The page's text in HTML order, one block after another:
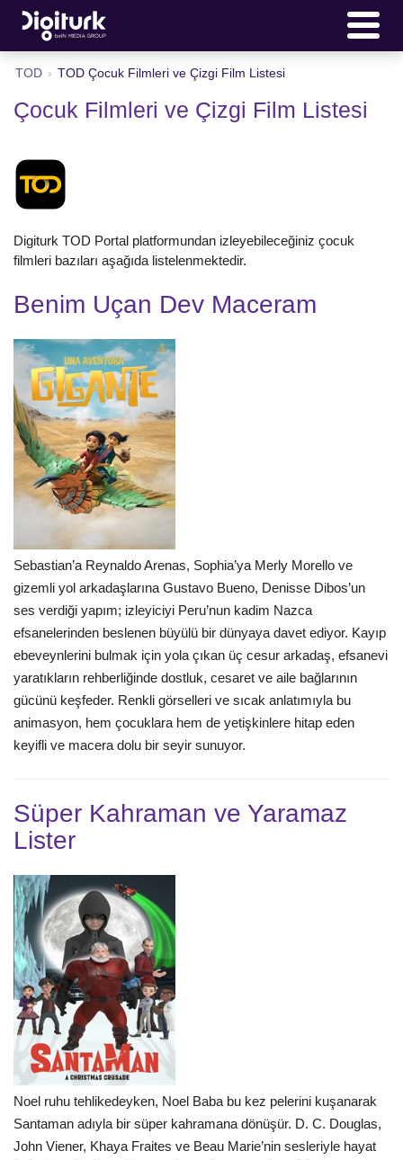
TOD › TOD Çocuk Filmleri ve Çizgi Film Listesi
Çocuk Filmleri ve Çizgi Film Listesi
Digiturk TOD Portal platformundan izleyebileceğiniz çocuk
filmleri bazıları aşağıda listelenmektedir.
Benim Uçan Dev Maceram
Sebastian’a Reynaldo Arenas, Sophia’ya Merly Morello ve
gizemli yol arkadaşlarına Gustavo Bueno, Denisse Dibos’un
ses verdiği yapım; izleyiciyi Peru’nun kadim Nazca
efsanelerinden beslenen büyülü bir dünyaya davet ediyor. Kayıp
ebeveynlerini bulmak için yola çıkan üç cesur arkadaş, efsanevi
yaratıkların rehberliğinde dostluk, cesaret ve aile bağlarının
gücünü keşfeder. Renkli görselleri ve sıcak anlatımıyla bu
animasyon, hem çocuklara hem de yetişkinlere hitap eden
keyifli ve macera dolu bir seyir sunuyor.
Süper Kahraman ve Yaramaz
Lister
Noel ruhu tehlikedeyken, Noel Baba bu kez pelerini kuşanarak
Santaman adıyla bir süper kahramana dönüşür. D. C. Douglas,
John Viener, Khaya Fraites ve Beau Marie’nin sesleriyle hayat